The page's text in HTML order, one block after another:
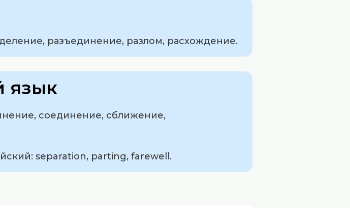
разъединение, разлом, расхождение.
язык
соединение, сближение,
separation, parting, farewell.